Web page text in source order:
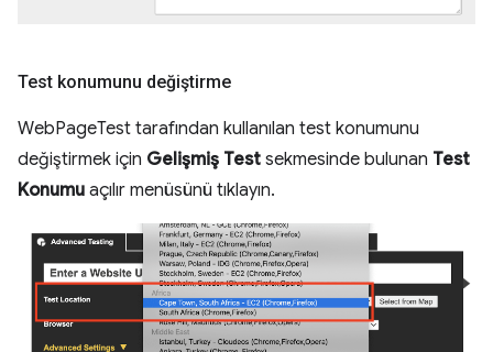
Test konumunu değiştirme
WebPageTest tarafından kullanılan test konumunu
değiştirmek için Gelişmiş Test sekmesinde bulunan Test
Konumu açılır menüsünü tıklayın.